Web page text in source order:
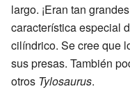
largo. ¡Eran tan
característica especial
cilíndrico. Se cree que
sus presas. También
otros Tylosaurus.